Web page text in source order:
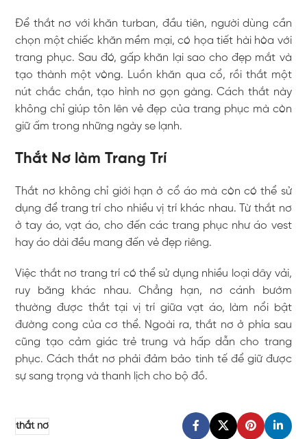
Để thắt nơ với khăn turban, đầu tiên, người dùng cần
chọn một chiếc khăn mềm mại, có họa tiết hài hòa với
trang phục. Sau đó, gấp khăn lại sao cho đẹp mắt và
tạo thành một vòng. Luồn khăn qua cổ, rồi thắt một
nút chắc chắn, tạo hình nơ gọn gàng. Cách thắt này
không chỉ giúp tôn lên vẻ đẹp của trang phục mà còn
giữ ấm trong những ngày se lạnh.
Thắt Nơ làm Trang Trí
Thắt nơ không chỉ giới hạn ở cổ áo mà còn có thể sử
dụng để trang trí cho nhiều vị trí khác nhau. Từ thắt nơ
ở tay áo, vạt áo, cho đến các trang phục như áo vest
hay áo dài đều mang đến vẻ đẹp riêng.
Việc thắt nơ trang trí có thể sử dụng nhiều loại dây vải,
ruy băng khác nhau. Chẳng hạn, nơ cánh bướm
thường được thắt tại vị trí giữa vạt áo, làm nổi bật
đường cong của cơ thể. Ngoài ra, thắt nơ ở phía sau
cũng tạo cảm giác trẻ trung và hấp dẫn cho trang
phục. Cách thắt nơ phải đảm bảo tinh tế để giữ được
sự sang trọng và thanh lịch cho bộ đồ.
thắt nơ